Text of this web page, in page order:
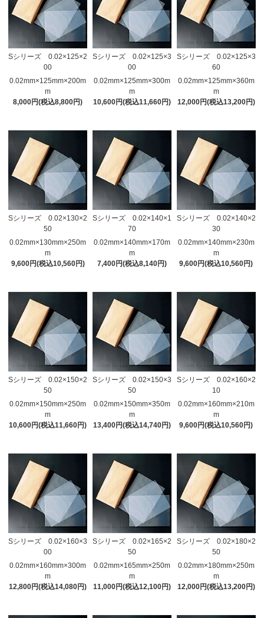
Sシリーズ 0.02×125×2
00
0.02mm×125mm×200m
m
8,000円(税込8,800円)
Sシリーズ 0.02×125×3
00
0.02mm×125mm×300m
m
10,600円(税込11,660円)
Sシリーズ 0.02×125×3
60
0.02mm×125mm×360m
m
12,000円(税込13,200円)
Sシリーズ 0.02×130×2
50
0.02mm×130mm×250m
m
9,600円(税込10,560円)
Sシリーズ 0.02×140×1
70
0.02mm×140mm×170m
m
7,400円(税込8,140円)
Sシリーズ 0.02×140×2
30
0.02mm×140mm×230m
m
9,600円(税込10,560円)
Sシリーズ 0.02×150×2
50
0.02mm×150mm×250m
m
10,600円(税込11,660円)
Sシリーズ 0.02×150×3
50
0.02mm×150mm×350m
m
13,400円(税込14,740円)
Sシリーズ 0.02×160×2
10
0.02mm×160mm×210m
m
9,600円(税込10,560円)
Sシリーズ 0.02×160×3
00
0.02mm×160mm×300m
m
12,800円(税込14,080円)
Sシリーズ 0.02×165×2
50
0.02mm×165mm×250m
m
11,000円(税込12,100円)
Sシリーズ 0.02×180×2
50
0.02mm×180mm×250m
m
12,000円(税込13,200円)